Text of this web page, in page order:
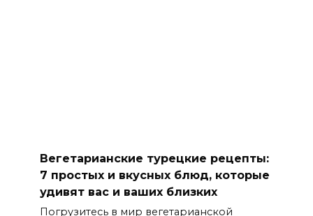
Вегетарианские турецкие рецепты:
7 простых и вкусных блюд, которые
удивят вас и ваших близких
Погрузитесь в мир вегетарианской